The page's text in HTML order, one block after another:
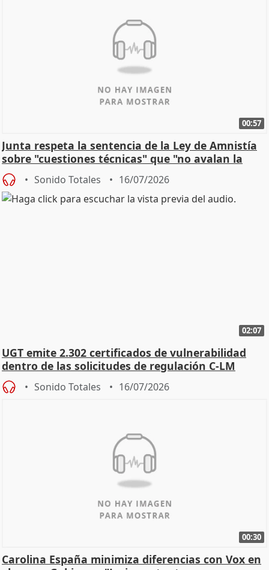
00:57
Junta respeta la sentencia de la Ley de Amnistía
sobre "cuestiones técnicas" que "no avalan la
const
Sonido Totales 16/07/2026
02:07
UGT emite 2.302 certificados de vulnerabilidad
dentro de las solicitudes de regulación C-LM
Sonido Totales 16/07/2026
00:30
Carolina España minimiza diferencias con Vox en